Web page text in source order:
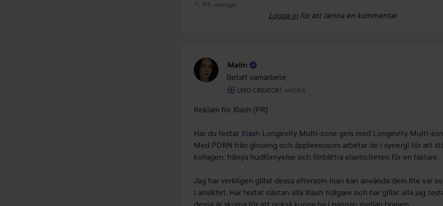
195 visningar
Logga in för att lämna en kommentar
Malin
Betalt samarbete
LYKO CREATOR
Användarens roll: Lyko Creator.
1 vecka
Inlägget skapades 1 vecka
Reklam för Xlash (PR)
Har du testat Xlash Longevity Multi-zone gels med Longevity Multi-
Med PDRN från ginseng och äppleexosom arbetar de i synergi för att
kollagen, främja hudförnyelse och förbättra elasticiteten för en fastare.
Jag har verkligen gillat dessa eftersom man kan använda dem lite var
i ansiktet. Har testat nästan alla Xlash tidigare och har gillat alla jag
dessa är skurna för att också kunna ha i pannan mellan brynen,